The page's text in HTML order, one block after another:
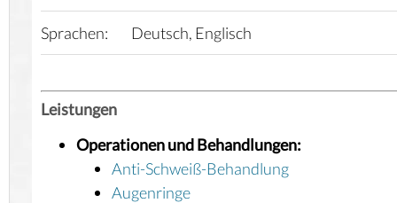
Sprachen: Deutsch, Englisch
Leistungen
Operationen und Behandlungen:
Anti-Schweiß-Behandlung
Augenringe